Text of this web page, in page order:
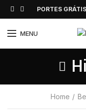
PORTES
MENU
Home